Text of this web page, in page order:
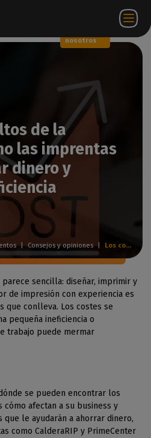
nosotros
ES
de la
las imprentas
dinero y
| Consejos y opiniones | Los costes ocultos de la impresión: cómo las imprentas pueden ahorrar dinero y aumentar la eficiencia
sencilla: diseñar, imprimir y
de impresión con experiencia es
que conlleva. Los costes se
pequeña ineficiencia o
trabajo puede mermar
se pueden encontrar los
afectan a su business y
le ayudarán a ahorrar dinero,
como CalderaRIP y PrimeCenter